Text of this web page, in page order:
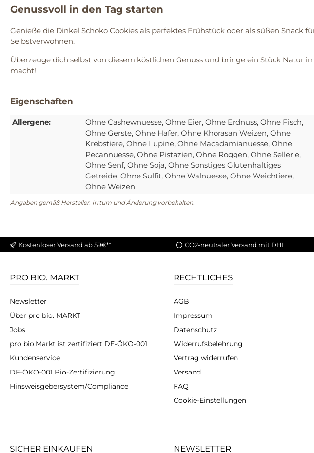
Genussvoll in den Tag starten
Genieße die Dinkel Schoko Cookies als perfektes Frühstück oder als süßen
Selbstverwöhnen.
Überzeuge dich selbst von diesem köstlichen Genuss und bringe ein Stück Natur
macht!
Eigenschaften
Allergene: Ohne Cashewnuesse, Ohne Eier, Ohne Erdnuss, Ohne Fisch,
Ohne Gerste, Ohne Hafer, Ohne Khorasan Weizen, Ohne
Krebstiere, Ohne Lupine, Ohne Macadamianuesse, Ohne
Pecannuesse, Ohne Pistazien, Ohne Roggen, Ohne Sellerie,
Ohne Senf, Ohne Soja, Ohne Sonstiges Glutenhaltiges
Getreide, Ohne Sulfit, Ohne Walnuesse, Ohne Weichtiere,
Ohne Weizen
Angaben gemäß Hersteller. Irrtum und Änderung vorbehalten.
Kostenloser Versand ab 59€** CO2-neutraler Versand mit DHL
PRO BIO. MARKT
Newsletter
Über pro bio. MARKT
Jobs
pro bio.Markt ist zertifiziert DE-ÖKO-001
Kundenservice
DE-ÖKO-001 Bio-Zertifizierung
Hinsweisgebersystem/Compliance
RECHTLICHES
AGB
Impressum
Datenschutz
Widerrufsbelehrung
Vertrag widerrufen
Versand
FAQ
Cookie-Einstellungen
SICHER EINKAUFEN NEWSLETTER